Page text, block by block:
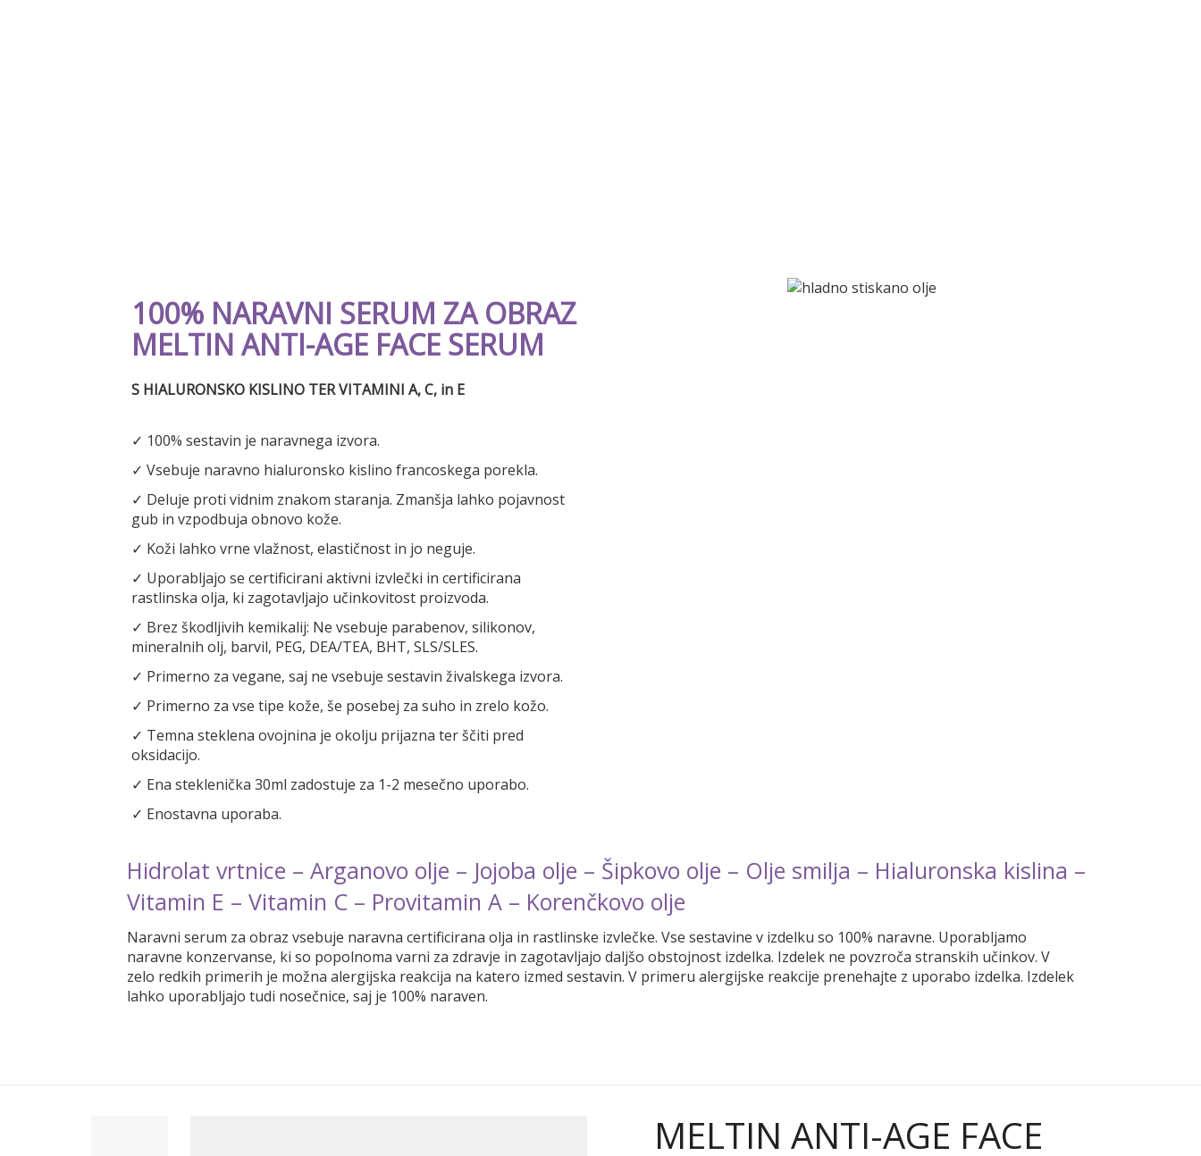
100% NARAVNI SERUM ZA OBRAZ
MELTIN ANTI-AGE FACE SERUM
S HIALURONSKO KISLINO TER VITAMINI A, C, in E
✓ 100% sestavin je naravnega izvora.
✓ Vsebuje naravno hialuronsko kislino francoskega porekla.
✓ Deluje proti vidnim znakom staranja. Zmanšja lahko pojavnost
gub in vzpodbuja obnovo kože.
✓ Koži lahko vrne vlažnost, elastičnost in jo neguje.
✓ Uporabljajo se certificirani aktivni izvlečki in certificirana
rastlinska olja, ki zagotavljajo učinkovitost proizvoda.
✓ Brez škodljivih kemikalij: Ne vsebuje parabenov, silikonov,
mineralnih olj, barvil, PEG, DEA/TEA, BHT, SLS/SLES.
✓ Primerno za vegane, saj ne vsebuje sestavin živalskega izvora.
✓ Primerno za vse tipe kože, še posebej za suho in zrelo kožo.
✓ Temna steklena ovojnina je okolju prijazna ter ščiti pred
oksidacijo.
✓ Ena steklenička 30ml zadostuje za 1-2 mesečno uporabo.
✓ Enostavna uporaba.
Hidrolat vrtnice – Arganovo olje – Jojoba olje – Šipkovo olje – Olje smilja – Hialuronska kislina –
Vitamin E – Vitamin C – Provitamin A – Korenčkovo olje
Naravni serum za obraz vsebuje naravna certificirana olja in rastlinske izvlečke. Vse sestavine v izdelku so 100% naravne. Uporabljamo
naravne konzervanse, ki so popolnoma varni za zdravje in zagotavljajo daljšo obstojnost izdelka. Izdelek ne povzroča stranskih učinkov. V
zelo redkih primerih je možna alergijska reakcija na katero izmed sestavin. V primeru alergijske reakcije prenehajte z uporabo izdelka. Izdelek
lahko uporabljajo tudi nosečnice, saj je 100% naraven.
MELTIN ANTI-AGE FACE